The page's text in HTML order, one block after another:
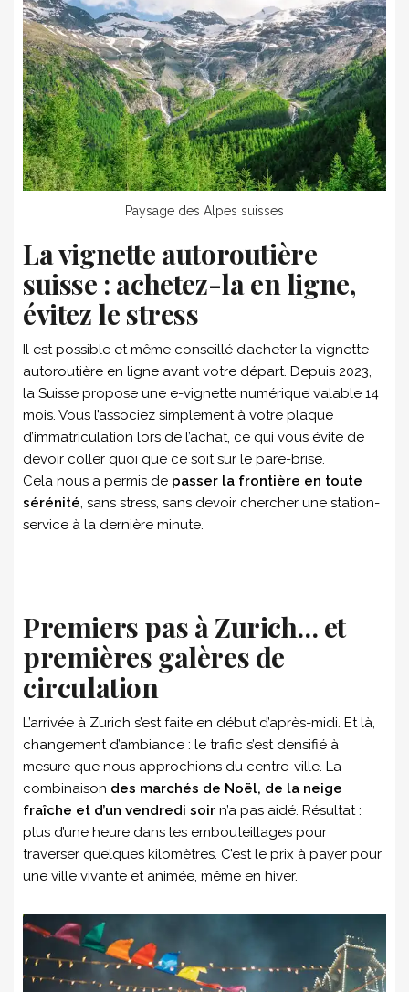
Paysage des Alpes suisses
La vignette autoroutière
suisse : achetez-la en ligne,
évitez le stress
Il est possible et même conseillé d’acheter la vignette
autoroutière en ligne avant votre départ. Depuis 2023,
la Suisse propose une e-vignette numérique valable 14
mois. Vous l’associez simplement à votre plaque
d’immatriculation lors de l’achat, ce qui vous évite de
devoir coller quoi que ce soit sur le pare-brise.
Cela nous a permis de passer la frontière en toute
sérénité, sans stress, sans devoir chercher une station-
service à la dernière minute.
Premiers pas à Zurich… et
premières galères de
circulation
L’arrivée à Zurich s’est faite en début d’après-midi. Et là,
changement d’ambiance : le trafic s’est densifié à
mesure que nous approchions du centre-ville. La
combinaison des marchés de Noël, de la neige
fraîche et d’un vendredi soir n’a pas aidé. Résultat :
plus d’une heure dans les embouteillages pour
traverser quelques kilomètres. C’est le prix à payer pour
une ville vivante et animée, même en hiver.